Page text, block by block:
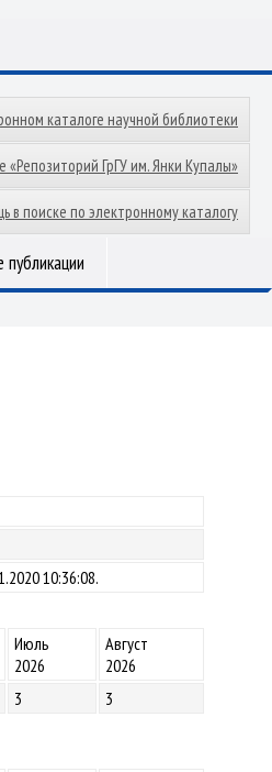
каталоге научной библиотеки
«Репозиторий ГрГУ им. Янки Купалы»
в поиске по электронному каталогу
10:36:08.
Июль
2026
Август
2026
3 3